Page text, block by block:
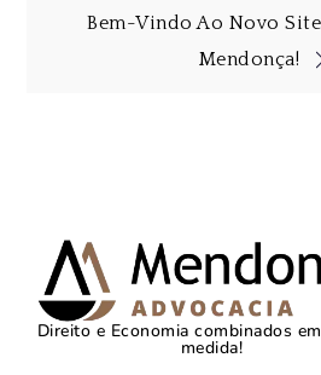
Bem-Vindo Ao Novo
Mendonça!
Direito e Economia combinados
medida!